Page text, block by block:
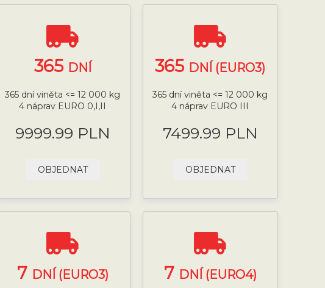
365 DNÍ
365 dní viněta <= 12 000 kg
4 náprav EURO 0,I,II
9999.99 PLN
OBJEDNAT
365 DNÍ (EURO3)
365 dní viněta <= 12 000 kg
4 náprav EURO III
7499.99 PLN
OBJEDNAT
7 DNÍ (EURO3) 7 DNÍ (EURO4)